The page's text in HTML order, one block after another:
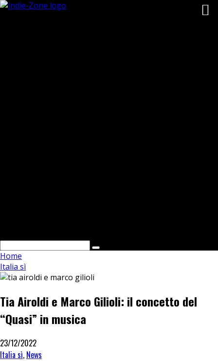
Home
Italia sì
Tia Airoldi e Marco Gilioli: il concetto del
“Quasi” in musica
23/12/2022
Italia sì, News